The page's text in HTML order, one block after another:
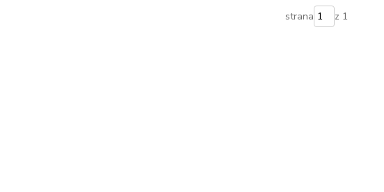
strana z 1